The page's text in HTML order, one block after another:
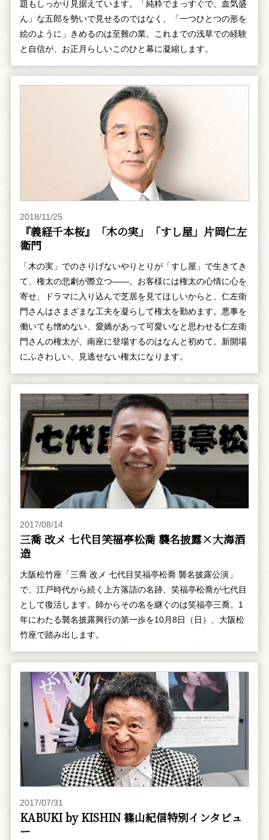
題もしっかり見据えています。「純粋でまっすぐで、血気盛
ん」な五郎を勢いで見せるのではなく、「一つひとつの形を
絵のように」きめるのは至難の業。これまでの浅草での経験
と自信が、お正月らしいこのひと幕に凝縮します。
2018/11/25
『義経千本桜』「木の実」「すし屋」片岡仁左
衛門
「木の実」でのさりげないやりとりが「すし屋」で生きてき
て、権太の悲劇が際立つ――。お客様には権太の心情に心を
寄せ、ドラマに入り込んで芝居を見てほしいからと、仁左衛
門さんはさまざまな工夫を凝らして権太を勤めます。悪事を
働いても憎めない、愛嬌があって可愛いなと思わせる仁左衛
門さんの権太が、南座に登場するのはなんと初めて。新開場
にふさわしい、見逃せない権太になります。
2017/08/14
三喬 改メ 七代目笑福亭松喬 襲名披露×大海酒
造
大阪松竹座「三喬 改メ 七代目笑福亭松喬 襲名披露公演」
で、江戸時代から続く上方落語の名跡、笑福亭松喬が七代目
として復活します。師からその名を継ぐのは笑福亭三喬。1
年にわたる襲名披露興行の第一歩を10月8日（日）、大阪松
竹座で踏み出します。
2017/07/31
KABUKI by KISHIN 篠山紀信特別インタビュ
ー